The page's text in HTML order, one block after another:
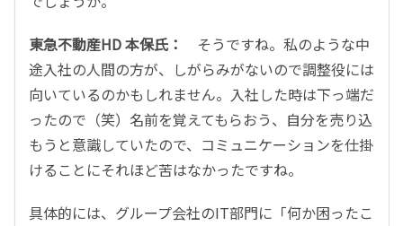
東急不動産HD 本保氏：
そうですね。私のような中
途入社の人間の方が、しがらみがないので調整役には
向いているのかもしれません。入社した時は下っ端だ
ったので（笑）名前を覚えてもらおう、自分を売り込
もうと意識していたので、コミュニケーションを仕掛
けることにそれほど苦はなかったですね。
具体的には、グループ会社のIT部門に「何か困ったこ